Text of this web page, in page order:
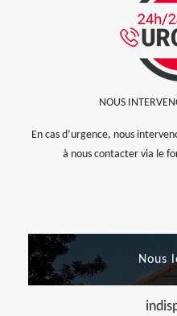
NOUS
En cas d’urgence, nous
à nous contacter via le
Nous